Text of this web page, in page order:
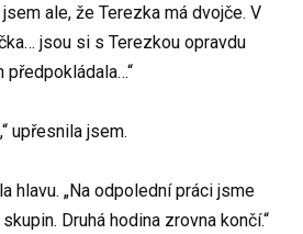
ale, že Terezka má dvojče. V
jsou si s Terezkou opravdu
předpokládala…“
upřesnila jsem.
hlavu. „Na odpolední práci jsme
Druhá hodina zrovna končí.“